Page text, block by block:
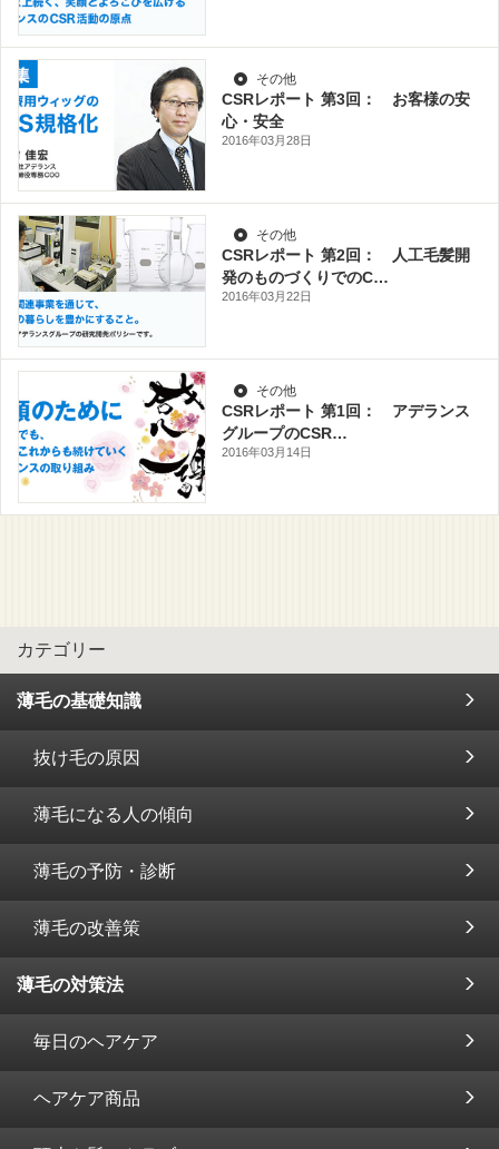
その他
CSRレポート 第3回： お客様の安
心・安全
2016年03月28日
その他
CSRレポート 第2回： 人工毛髪開
発のものづくりでのC…
2016年03月22日
その他
CSRレポート 第1回： アデランス
グループのCSR…
2016年03月14日
カテゴリー
薄毛の基礎知識
抜け毛の原因
薄毛になる人の傾向
薄毛の予防・診断
薄毛の改善策
薄毛の対策法
毎日のヘアケア
ヘアケア商品